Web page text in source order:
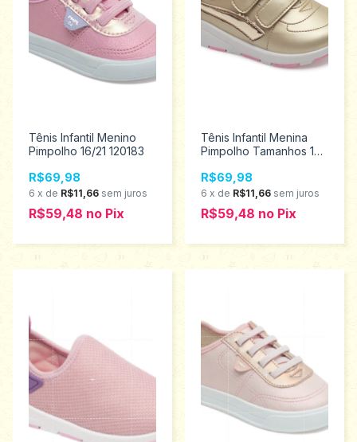
Tênis Infantil Menino
Pimpolho 16/21 120183
R$69,98
6 x de R$11,66 sem juros
R$59,48 no Pix
Tênis Infantil Menina
Pimpolho Tamanhos 16
R$69,98
6 x de R$11,66 sem juros
R$59,48 no Pix